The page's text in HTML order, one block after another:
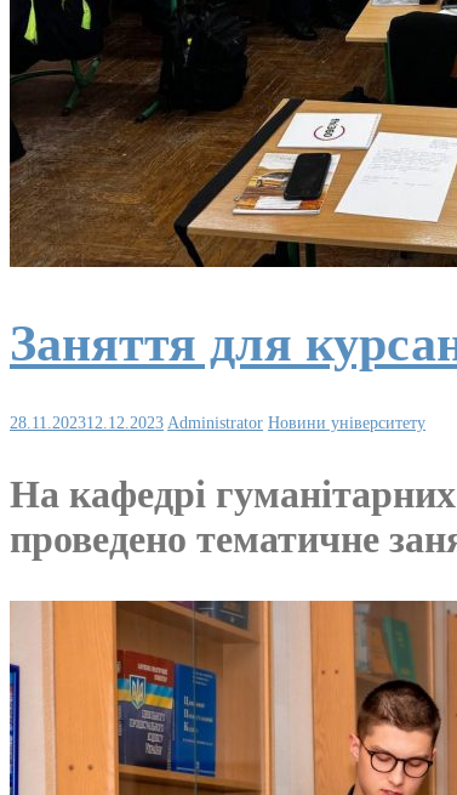
Заняття для
28.11.202312.12.2023 Administrator Новини університету
На кафедрі
проведено тематичне